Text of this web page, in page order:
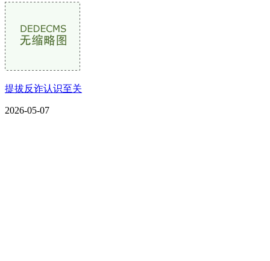
提拔反诈认识至关
2026-05-07